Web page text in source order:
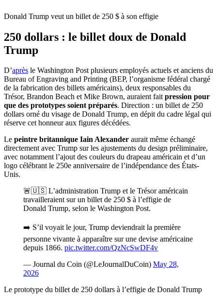
Donald Trump veut un billet de 250 $ à son effigie
250 dollars : le billet doux de Donald
Trump
D’après le Washington Post plusieurs employés actuels et anciens du
Bureau of Engraving and Printing (BEP, l’organisme fédéral chargé
de la fabrication des billets américains), deux responsables du
Trésor, Brandon Beach et Mike Brown, auraient faitpression pour
que des prototypes soient préparés. Direction : un billet de 250
dollars orné du visage de Donald Trump, en dépit du cadre légal qui
réserve cet honneur aux figures décédées.
Le peintre britannique Iain Alexander aurait même échangé
directement avec Trump sur les ajustements du design préliminaire,
avec notamment l’ajout des couleurs du drapeau américain et d’un
logo célébrant le 250e anniversaire de l’indépendance des États-
Unis.
🚨🇺🇸 L’administration Trump et le Trésor américain
travailleraient sur un billet de 250 $ à l’effigie de
Donald Trump, selon le Washington Post.
➡️ S’il voyait le jour, Trump deviendrait la première
personne vivante à apparaître sur une devise américaine
depuis 1866. pic.twitter.com/QzNcSwDF4v
— Journal du Coin (@LeJournalDuCoin) May 28,
2026
Le prototype du billet de 250 dollars à l’effigie de Donald Trump